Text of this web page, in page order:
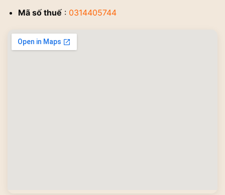
Mã số thuế: 0314405744